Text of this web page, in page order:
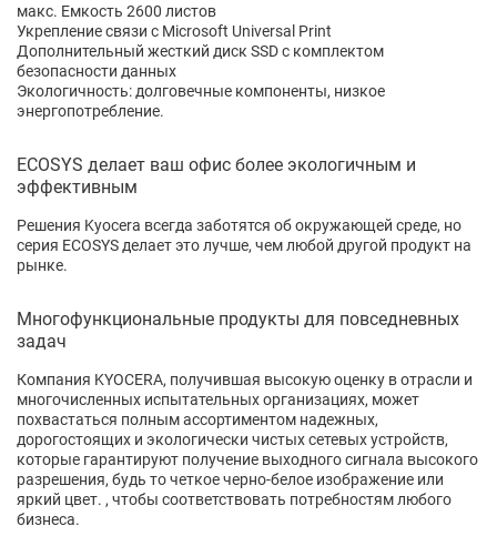
макс. Емкость 2600 листов
Укрепление связи с Microsoft Universal Print
Дополнительный жесткий диск SSD с комплектом
безопасности данных
Экологичность: долговечные компоненты, низкое
энергопотребление.
ECOSYS делает ваш офис более экологичным и
эффективным
Решения Kyocera всегда заботятся об окружающей среде, но
серия ECOSYS делает это лучше, чем любой другой продукт на
рынке.
Многофункциональные продукты для повседневных
задач
Компания KYOCERA, получившая высокую оценку в отрасли и
многочисленных испытательных организациях, может
похвастаться полным ассортиментом надежных,
дорогостоящих и экологически чистых сетевых устройств,
которые гарантируют получение выходного сигнала высокого
разрешения, будь то четкое черно-белое изображение или
яркий цвет. , чтобы соответствовать потребностям любого
бизнеса.